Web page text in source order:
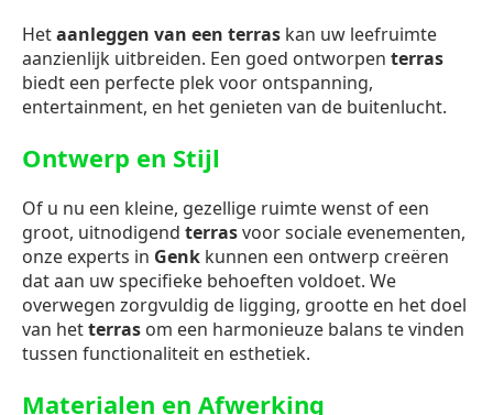
Hetaanleggen van een terras kan uw leefruimte
aanzienlijk uitbreiden. Een goed ontworpen terras
biedt een perfecte plek voor ontspanning,
entertainment, en het genieten van de buitenlucht.
Ontwerp en Stijl
Of u nu een kleine, gezellige ruimte wenst of een
groot, uitnodigend terrasvoor sociale evenementen,
onze experts in Genk kunnen een ontwerp creëren
dat aan uw specifieke behoeften voldoet. We
overwegen zorgvuldig de ligging, grootte en het doel
van hetterras om een harmonieuze balans te vinden
tussen functionaliteit en esthetiek.
Materialen en Afwerking